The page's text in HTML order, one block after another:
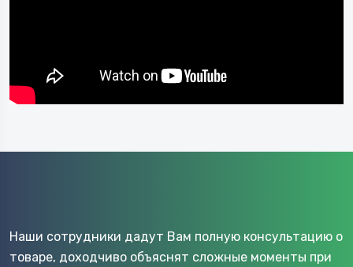
Наши сотрудники дадут Вам полную консультацию о
товаре, доходчиво объяснят сложные моменты при